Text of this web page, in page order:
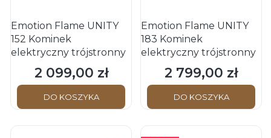
Emotion Flame UNITY
152 Kominek
elektryczny trójstronny
Cena
2 099,00 zł
DO KOSZYKA
Emotion Flame UNITY
183 Kominek
elektryczny trójstronny
Cena
2 799,00 zł
DO KOSZYKA